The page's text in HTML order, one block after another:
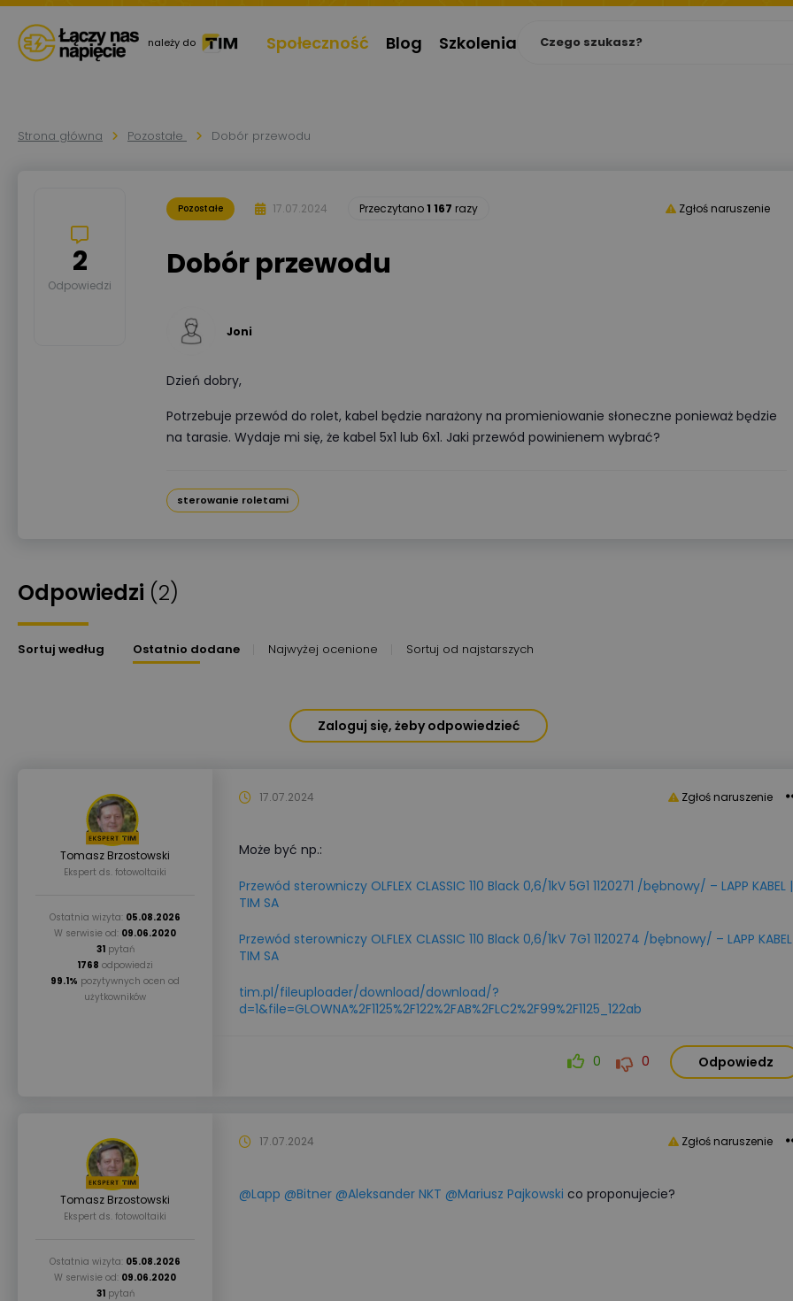
należy do Społeczność Blog Szkolenia
Strona główna Pozostałe Dobór przewodu
Pozostałe 17.07.2024 Przeczytano1 167 razy Zgłoś naruszenie
Dobór przewodu
Joni
Dzień dobry,
Potrzebuje przewód do rolet, kabel będzie narażony na promieniowanie słoneczne ponieważ będzie
na tarasie. Wydaje mi się, że kabel 5x1 lub 6x1. Jaki przewód powinienem wybrać?
sterowanie roletami
2
Odpowiedzi
Odpowiedzi (2)
Sortuj według Ostatnio dodane Najwyżej ocenione Sortuj od najstarszych
Zaloguj się, żeby odpowiedzieć
Tomasz Brzostowski
Ekspert ds. fotowoltaiki
Ostatnia wizyta: 05.08.2026
W serwisie od: 09.06.2020
31pytań
1768 odpowiedzi
99.1% pozytywnych ocen od
użytkowników
Zgłoś naruszenie
17.07.2024
Może być np.:
Przewód sterowniczy OLFLEX CLASSIC 110 Black 0,6/1kV 5G1 1120271 /bębnowy/ – LAPP KABEL |
TIM SA
Przewód sterowniczy OLFLEX CLASSIC 110 Black 0,6/1kV 7G1 1120274 /bębnowy/ – LAPP
TIM SA
tim.pl/fileuploader/download/download/?
d=1&file=GLOWNA%2F1125%2F122%2FAB%2FLC2%2F99%2F1125_122ab
0 0 Odpowiedz
Tomasz Brzostowski
Ekspert ds. fotowoltaiki
Ostatnia wizyta: 05.08.2026
W serwisie od: 09.06.2020
31pytań
Zgłoś naruszenie
17.07.2024
@Lapp @Bitner @Aleksander NKT @Mariusz Pajkowski co proponujecie?